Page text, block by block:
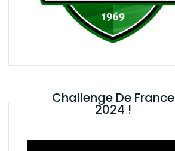
Challenge De France
2024 !